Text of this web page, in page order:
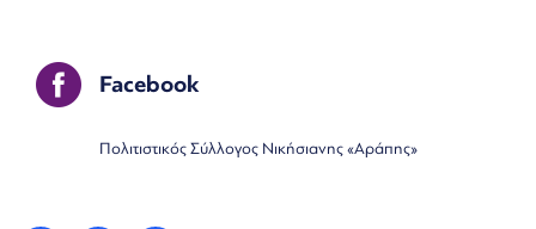
Facebook
Πολιτιστικός Σύλλογος Νικήσιανης «Αράπης»